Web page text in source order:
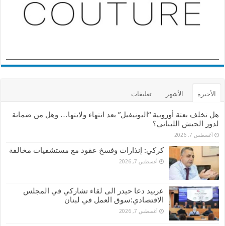
الأخيرة الأشهر تعليقات
هل تخلف بعثة أوروبية “اليونيفيل” بعد انتهاء ولايتها… وهل من ضمانة
لدور الجيش اللبناني؟
أغسطس 7, 2026
كركي: إنذارات وفسخ عقود مع مستشفيات مخالفة
أغسطس 7, 2026
عربيد دعا حيدر الى لقاء تشاركي في المجلس
الاقتصادي:سوق العمل في لبنان
أغسطس 7, 2026